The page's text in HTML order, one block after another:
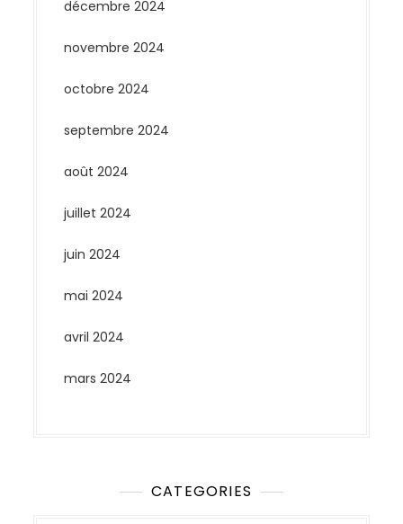
décembre 2024
novembre 2024
octobre 2024
septembre 2024
août 2024
juillet 2024
juin 2024
mai 2024
avril 2024
mars 2024
CATEGORIES